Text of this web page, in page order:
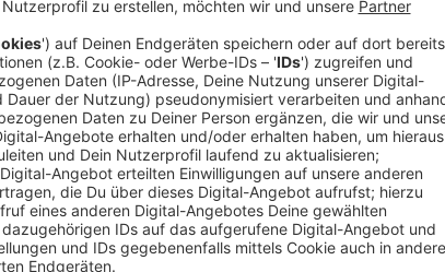
2. Datenschutzbeauftragter
Wenn Sie Fragen zum Datenschutz oder zur
oder wenn Sie Ihre in Ziffer 1 genannten Rechte geltend
unseren Datenschutzbeauftragten per E-Mail unter
datenschutzbeauftragter@radiokiepenkerl.de.
3. Rein informatorische Nutzung der digitalen